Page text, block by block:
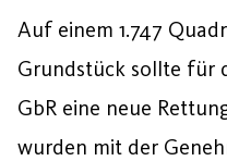
Auf einem 1.747
Grundstück sollte für
GbR eine neue
wurden mit der